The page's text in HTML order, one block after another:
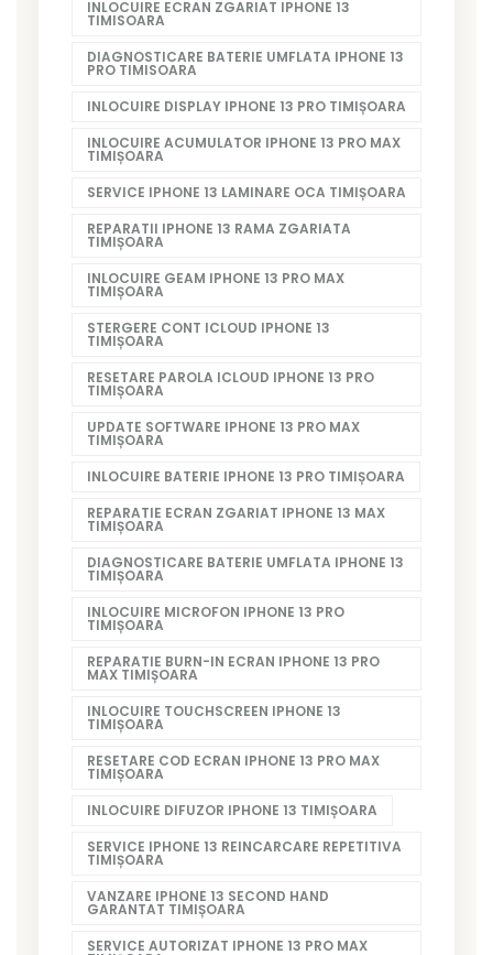
INLOCUIRE ECRAN ZGARIAT IPHONE 13
TIMISOARA
DIAGNOSTICARE BATERIE UMFLATA IPHONE 13
PRO TIMISOARA
INLOCUIRE DISPLAY IPHONE 13 PRO TIMIȘOARA
INLOCUIRE ACUMULATOR IPHONE 13 PRO MAX
TIMIȘOARA
SERVICE IPHONE 13 LAMINARE OCA TIMIȘOARA
REPARATII IPHONE 13 RAMA ZGARIATA
TIMIȘOARA
INLOCUIRE GEAM IPHONE 13 PRO MAX
TIMIȘOARA
STERGERE CONT ICLOUD IPHONE 13
TIMIȘOARA
RESETARE PAROLA ICLOUD IPHONE 13 PRO
TIMIȘOARA
UPDATE SOFTWARE IPHONE 13 PRO MAX
TIMIȘOARA
INLOCUIRE BATERIE IPHONE 13 PRO TIMIȘOARA
REPARATIE ECRAN ZGARIAT IPHONE 13 MAX
TIMIȘOARA
DIAGNOSTICARE BATERIE UMFLATA IPHONE 13
TIMIȘOARA
INLOCUIRE MICROFON IPHONE 13 PRO
TIMIȘOARA
REPARATIE BURN-IN ECRAN IPHONE 13 PRO
MAX TIMIȘOARA
INLOCUIRE TOUCHSCREEN IPHONE 13
TIMIȘOARA
RESETARE COD ECRAN IPHONE 13 PRO MAX
TIMIȘOARA
INLOCUIRE DIFUZOR IPHONE 13 TIMIȘOARA
SERVICE IPHONE 13 REINCARCARE REPETITIVA
TIMIȘOARA
VANZARE IPHONE 13 SECOND HAND
GARANTAT TIMIȘOARA
SERVICE AUTORIZAT IPHONE 13 PRO MAX